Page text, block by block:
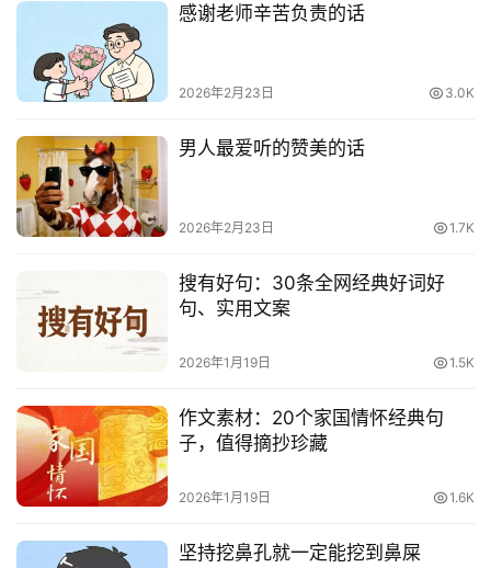
感谢老师辛苦负责的话
2026年2月23日 3.0K
男人最爱听的赞美的话
2026年2月23日 1.7K
搜有好句：30条全网经典好词好
句、实用文案
2026年1月19日 1.5K
作文素材：20个家国情怀经典句
子，值得摘抄珍藏
2026年1月19日 1.6K
坚持挖鼻孔就一定能挖到鼻屎